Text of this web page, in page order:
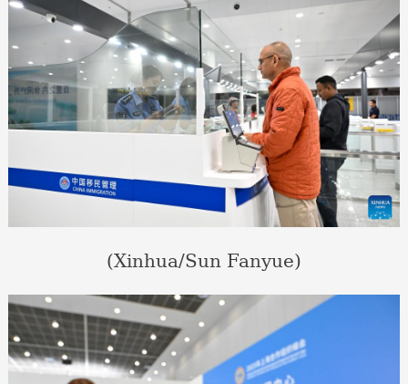
(Xinhua/Sun Fanyue)